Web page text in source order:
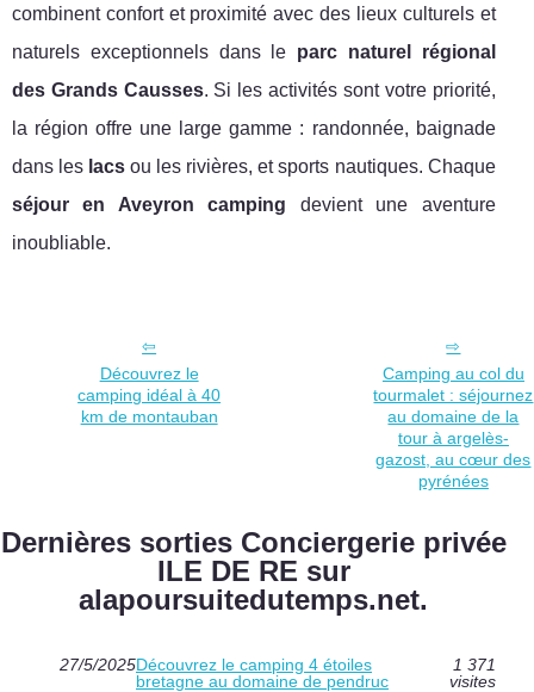
combinent confort et proximité avec des lieux culturels et
naturels exceptionnels dans le parc naturel régional
des Grands Causses. Si les activités sont votre priorité,
la région offre une large gamme : randonnée, baignade
dans les lacs ou les rivières, et sports nautiques. Chaque
séjour en Aveyron camping devient une aventure
inoubliable.
Découvrez le
camping idéal à 40
km de montauban
Camping au col du
tourmalet : séjournez
au domaine de la
tour à argelès-
gazost, au cœur des
pyrénées
Dernières sorties Conciergerie privée
ILE DE RE sur
alapoursuitedutemps.net.
27/5/2025Découvrez le camping 4 étoiles
bretagne au domaine de pendruc
1 371
visites